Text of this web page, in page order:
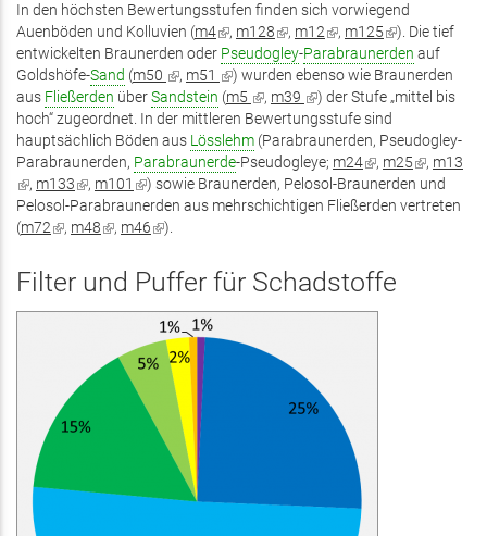
In den höchsten Bewertungsstufen finden sich vorwiegend
Auenböden und Kolluvien (m4(Link
ist
extern)
, m128(Link
ist
extern)
, m12(Link
ist
extern)
, m125(Link
ist
extern)
). Die tief
entwickelten Braunerden oder Pseudogley-Parabraunerden auf
Goldshöfe-Sand (m50 (Link
ist
extern)
, m51 (Link
ist
extern)
) wurden ebenso wie Braunerden
aus Fließerden überSandstein (m5 (Link
ist
extern)
, m39 (Link
ist
extern)
) der Stufe „mittel bis
hoch“ zugeordnet. In der mittleren Bewertungsstufe sind
hauptsächlich Böden aus Lösslehm (Parabraunerden, Pseudogley-
Parabraunerden, Parabraunerde-Pseudogleye; m24(Link
ist
extern)
, m25(Link
ist
extern)
, m13
(Link
ist
extern)
, m133(Link
ist
extern)
, m101 (Link
ist
extern)
) sowie Braunerden, Pelosol-Braunerden und
Pelosol-Parabraunerden aus mehrschichtigen Fließerden vertreten
(m72(Link
, m48(Link
extern)
, m46(Link
extern)
).
Filter und Puffer für Schadstoffe